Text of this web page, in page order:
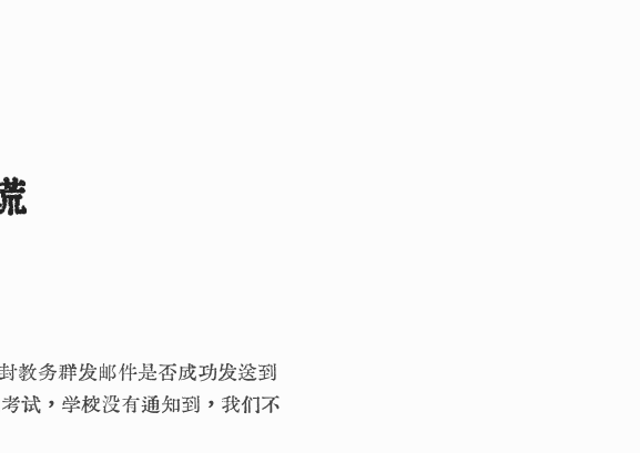
教务群发邮件是否成功发送到
试，学校没有通知到，我们不